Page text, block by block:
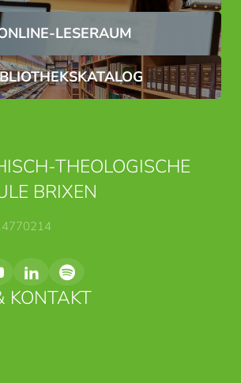
LESERAUM
THEOLOGISCHE
BRIXEN
KONTAKT